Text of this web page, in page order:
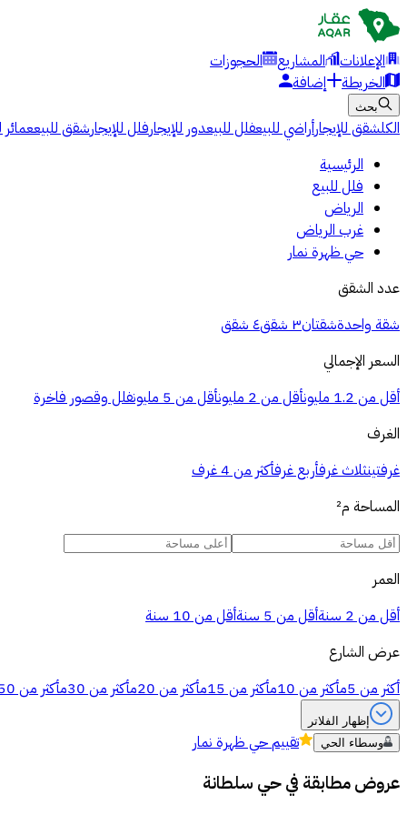
الإعلانات المشاريع
الحجوزات
الخريطة
إضافة
بحث
الكلشقق للإيجارأراضي للبيعفلل للبيعدور للإيجارفلل للإيجارشقق للبيععمائر
الرئيسية
فلل للبيع
الرياض
غرب الرياض
حي ظهرة نمار
عدد الشقق
شقة واحدةشقتان٣ شقق
٤ شقق
السعر الإجمالي
أقل من 1.2 مليون
أقل من 2 مليون أقل من 5 مليون
فلل وقصور فاخرة
الغرف
غرفتينثلاث غرفأربع غرفأكثر من 4 غرف
المساحة م²
العمر
أقل من 2 سنة
أقل من 5 سنة
أقل من 10 سنة
عرض الشارع
أكثر من 5م
أكثر من 10م أكثر من 15م أكثر من 20م أكثر من 30م أكثر من 50م
إظهار الفلاتر
وسطاء الحي
تقييمحي ظهرة نمار
عروض مطابقة فيحي سلطانة